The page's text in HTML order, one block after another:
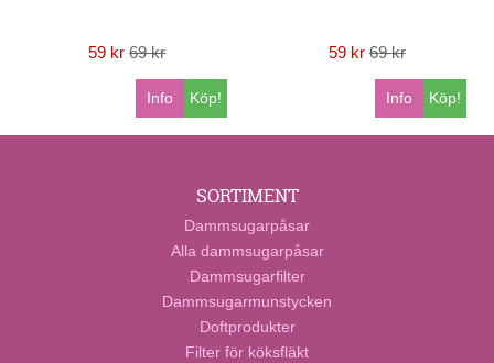
59 kr 69 kr
Köp!
Info
59 kr 69 kr
Köp!
Info
SORTIMENT
Dammsugarpåsar
Alla dammsugarpåsar
Dammsugarfilter
Dammsugarmunstycken
Doftprodukter
Filter för köksfläkt